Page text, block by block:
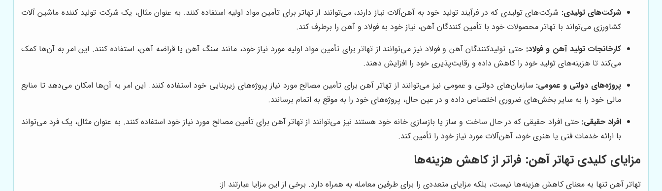
شرکت‌های تولیدی: شرکت‌های تولیدی که در فرآیند تولید خود به آهن‌آلات نیاز دارند، می‌توانند از تهاتر برای تأمین مواد اولیه استفاده کنند. به عنوان مثال، یک شرکت تولید کننده ماشین آلات
کشاورزی می‌تواند با تهاتر محصولات خود با تأمین کنندگان آهن، نیاز خود به فولاد و آهن را برطرف کند.
کارخانجات تولید آهن و فولاد: حتی تولیدکنندگان آهن و فولاد نیز می‌توانند از تهاتر برای تأمین مواد اولیه مورد نیاز خود، مانند سنگ آهن یا قراضه آهن، استفاده کنند. این امر به آن‌ها کمک
می‌کند تا هزینه‌های تولید خود را کاهش داده و رقابت‌پذیری خود را افزایش دهند.
پروژه‌های دولتی و عمومی: سازمان‌های دولتی و عمومی نیز می‌توانند از تهاتر آهن برای تأمین مصالح مورد نیاز پروژه‌های زیربنایی خود استفاده کنند. این امر به آن‌ها امکان می‌دهد تا منابع
مالی خود را به سایر بخش‌های ضروری اختصاص داده و در عین حال، پروژه‌های خود را به موقع به اتمام برسانند.
افراد حقیقی: حتی افراد حقیقی که در حال ساخت و ساز یا بازسازی خانه خود هستند نیز می‌توانند از تهاتر آهن برای تأمین مصالح مورد نیاز خود استفاده کنند. به عنوان مثال، یک فرد می‌تواند
با ارائه خدمات فنی یا هنری خود، آهن‌آلات مورد نیاز خود را تأمین کند.
مزایای کلیدی تهاتر آهن: فراتر از کاهش هزینه‌ها
تهاتر آهن تنها به معنای کاهش هزینه‌ها نیست، بلکه مزایای متعددی را برای طرفین معامله به همراه دارد. برخی از این مزایا عبارتند از: